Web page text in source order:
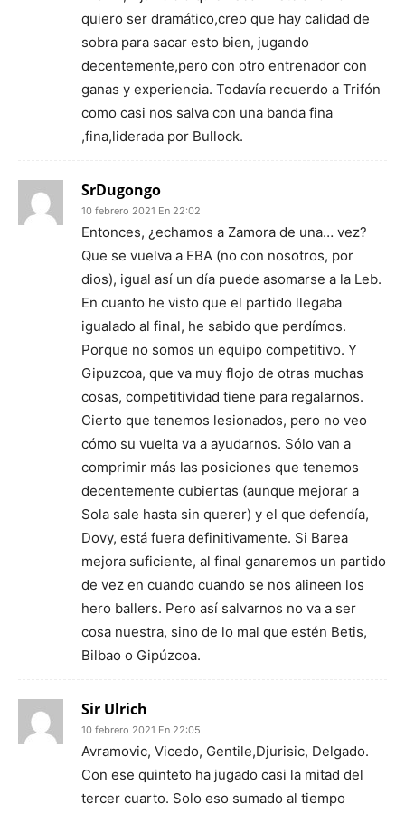
quiero ser dramático,creo que hay calidad de
sobra para sacar esto bien, jugando
decentemente,pero con otro entrenador con
ganas y experiencia. Todavía recuerdo a Trifón
como casi nos salva con una banda fina
,fina,liderada por Bullock.
SrDugongo
10 febrero 2021 En 22:02
Entonces, ¿echamos a Zamora de una… vez?
Que se vuelva a EBA (no con nosotros, por
dios), igual así un día puede asomarse a la Leb.
En cuanto he visto que el partido llegaba
igualado al final, he sabido que perdímos.
Porque no somos un equipo competitivo. Y
Gipuzcoa, que va muy flojo de otras muchas
cosas, competitividad tiene para regalarnos.
Cierto que tenemos lesionados, pero no veo
cómo su vuelta va a ayudarnos. Sólo van a
comprimir más las posiciones que tenemos
decentemente cubiertas (aunque mejorar a
Sola sale hasta sin querer) y el que defendía,
Dovy, está fuera definitivamente. Si Barea
mejora suficiente, al final ganaremos un partido
de vez en cuando cuando se nos alineen los
hero ballers. Pero así salvarnos no va a ser
cosa nuestra, sino de lo mal que estén Betis,
Bilbao o Gipúzcoa.
Sir Ulrich
10 febrero 2021 En 22:05
Avramovic, Vicedo, Gentile,Djurisic, Delgado.
Con ese quinteto ha jugado casi la mitad del
tercer cuarto. Solo eso sumado al tiempo